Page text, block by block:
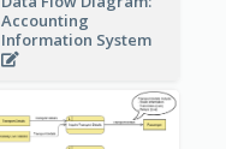
Accounting
Information System